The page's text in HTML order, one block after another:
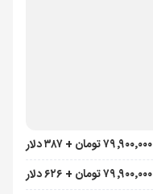
۷۹٬۹۰۰٬۰۰۰ تومان + ۳۸۷ دلار
۷۹٬۹۰۰٬۰۰۰ تومان + ۶۲۶ دلار